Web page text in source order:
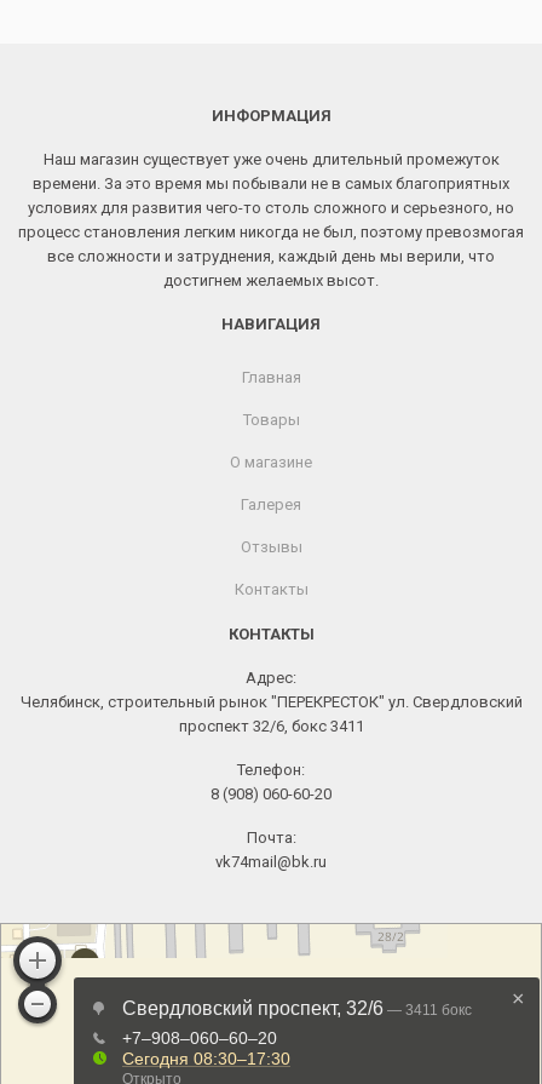
ИНФОРМАЦИЯ
Наш магазин существует уже очень длительный промежуток
времени. За это время мы побывали не в самых благоприятных
условиях для развития чего-то столь сложного и серьезного, но
процесс становления легким никогда не был, поэтому превозмогая
все сложности и затруднения, каждый день мы верили, что
достигнем желаемых высот.
НАВИГАЦИЯ
Главная
Товары
О магазине
Галерея
Отзывы
Контакты
КОНТАКТЫ
Адрес:
Челябинск, строительный рынок "ПЕРЕКРЕСТОК" ул. Свердловский
проспект 32/6, бокс 3411
Телефон:
8 (908) 060-60-20
Почта:
vk74mail@bk.ru